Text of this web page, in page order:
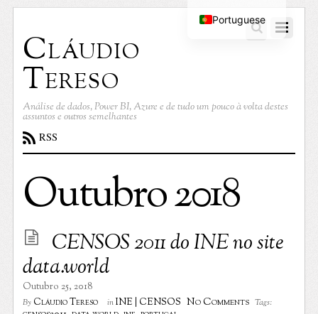
Cláudio
Tereso
Análise de dados, Power BI, Azure e de tudo um pouco à volta destes
assuntos e outros semelhantes
RSS
Outubro 2018
CENSOS 2011 do INE no site
data.world
Outubro 25, 2018
By Cláudio Tereso inINE | CENSOS No Comments Tags:
Portuguese